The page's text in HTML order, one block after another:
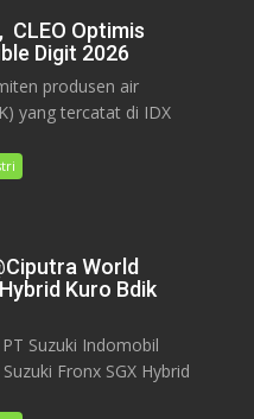
CLEO Optimis
Digit 2026
produsen air
yang tercatat di IDX
World
Kuro Bdik
Suzuki Indomobil
Fronx SGX Hybrid